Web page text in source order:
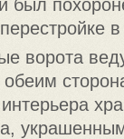
был
ворота
обеим